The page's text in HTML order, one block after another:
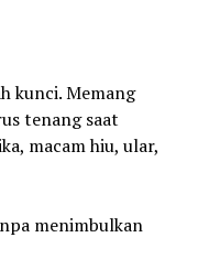
kunci. Memang
tenang saat
macam hiu, ular,
menimbulkan